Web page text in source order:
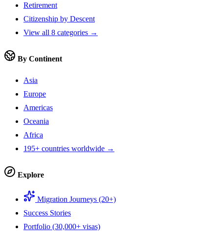
Retirement
Citizenship by Descent
View all 8 categories →
By Continent
Asia
Europe
Americas
Oceania
Africa
195+ countries worldwide →
Explore
Migration Journeys (20+)
Success Stories
Portfolio (30,000+ visas)